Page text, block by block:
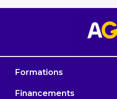
Formations
Financements